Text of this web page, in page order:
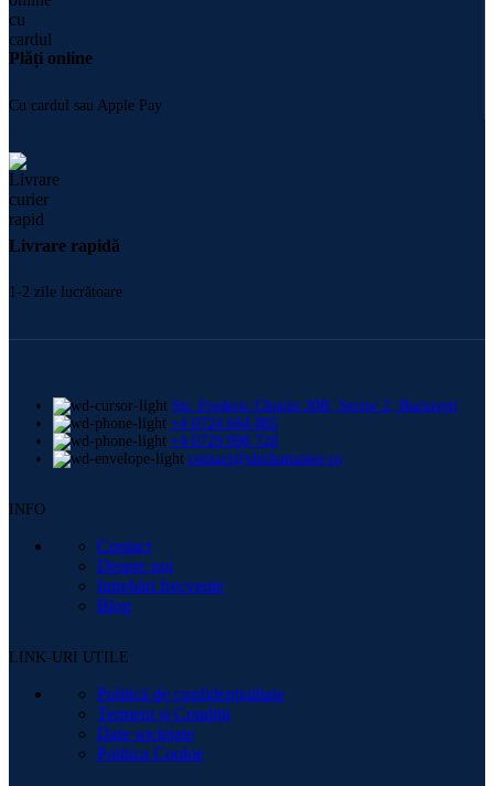
Plăți online
Cu cardul sau Apple Pay
Livrare rapidă
1-2 zile lucrătoare
Str. Frederic Chopin 30B, Sector 2, București
+4 0724 664 885
+4 0729 998 728
contact@shishamaster.ro
INFO
Contact
Despre noi
Intrebări frecvente
Blog
LINK-URI UTILE
Politică de confidențialitate
Termeni și Condiții
Date societate
Politica Cookie